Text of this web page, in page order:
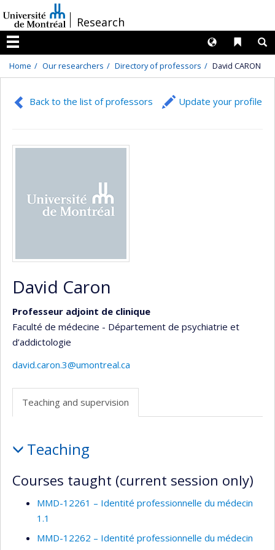
au
contenu
/Research
Menu
Liens
Langues
Home Our researchers Directory of professors David CARON
Back to the list of professors Update your profile
David Caron
Professeur adjoint de clinique
Faculté de médecine - Département de psychiatrie et
d’addictologie
david.caron.3@umontreal.ca
Teaching and supervision
and
supervision
Teaching
Courses taught (current session only)
MMD-12261 – Identité professionnelle du médecin
1.1
MMD-12262 – Identité professionnelle du médecin